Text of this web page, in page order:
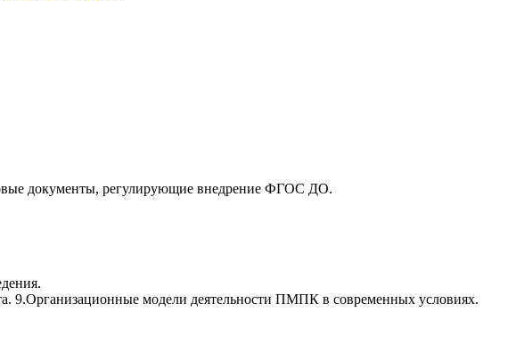
документы, регулирующие внедрение ФГОС ДО.
9.Организационные модели деятельности ПМПК в современных условиях.